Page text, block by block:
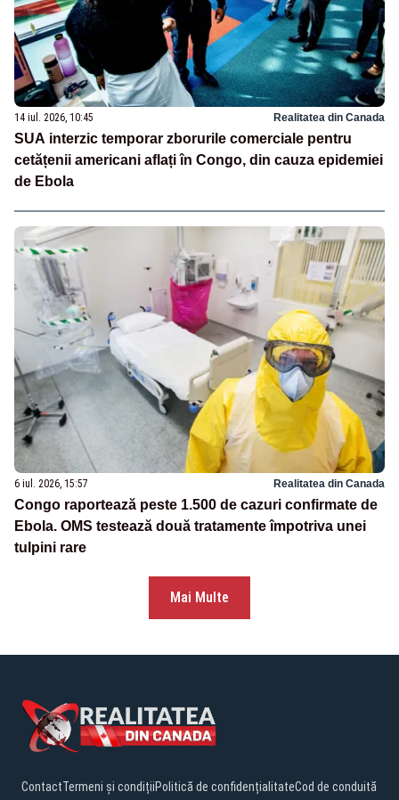
14 iul. 2026, 10:45 Realitatea din Canada
SUA interzic temporar zborurile comerciale pentru
cetățenii americani aflați în Congo, din cauza epidemiei
de Ebola
6 iul. 2026, 15:57 Realitatea din Canada
Congo raportează peste 1.500 de cazuri confirmate de
Ebola. OMS testează două tratamente împotriva unei
tulpini rare
Mai Multe
ContactTermeni și condițiiPolitică de confidențialitateCod de conduită